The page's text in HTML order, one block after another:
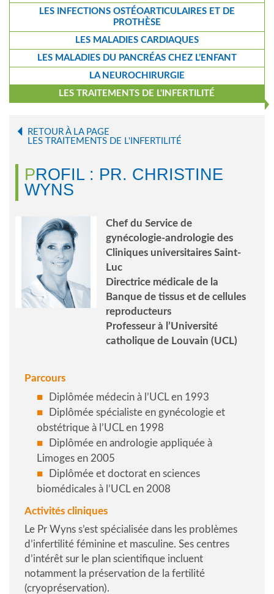
LES INFECTIONS OSTÉOARTICULAIRES ET DE
PROTHÈSE
LES MALADIES CARDIAQUES
LES MALADIES DU PANCRÉAS CHEZ L’ENFANT
LA NEUROCHIRURGIE
LES TRAITEMENTS DE L'INFERTILITÉ
RETOUR À LA PAGE
LES TRAITEMENTS DE L'INFERTILITÉ
PROFIL : PR. CHRISTINE
WYNS
Chef du Service de
gynécologie-andrologie des
Cliniques universitaires Saint-
Luc
Directrice médicale de la
Banque de tissus et de cellules
reproducteurs
Professeur à l’Université
catholique de Louvain (UCL)
Parcours
Diplômée médecin à l’UCL en 1993
Diplômée spécialiste en gynécologie et
obstétrique à l’UCL en 1998
Diplômée en andrologie appliquée à
Limoges en 2005
Diplômée et doctorat en sciences
biomédicales à l’UCL en 2008
Activités cliniques
Le Pr Wyns s’est spécialisée dans les problèmes
d’infertilité féminine et masculine. Ses centres
d’intérêt sur le plan scientifique incluent
notamment la préservation de la fertilité
(cryopréservation).